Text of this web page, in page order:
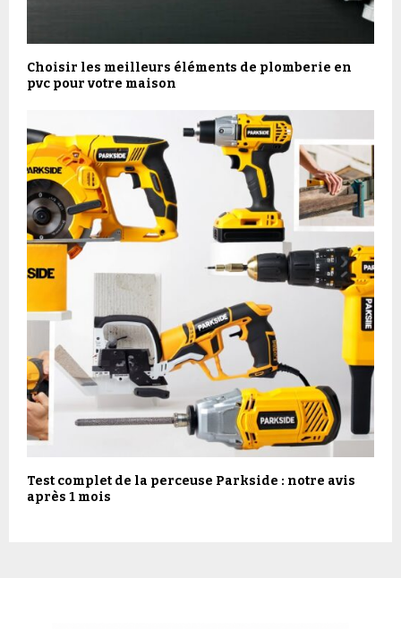
Choisir les meilleurs éléments de plomberie en
pvc pour votre maison
Test complet de la perceuse Parkside : notre avis
après 1 mois